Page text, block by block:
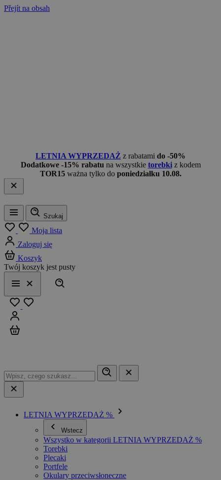
Přejít na obsah
LETNIA WYPRZEDAŻ z rabatami do -50%
Dodatkowe -15% rabatu na wszystkie torebkiz kodem
TOR15 ważna tylko do poniedziałku 10.08.
Menu
Szukaj
Moja lista
Zaloguj się
Koszyk
Twój koszyk jest pusty
Menu
Zamknij
LETNIA WYPRZEDAŻ %
Wstecz
Wszystko w kategorii LETNIA WYPRZEDAŻ %
Torebki
Plecaki
Portfele
Okulary przeciwsłoneczne